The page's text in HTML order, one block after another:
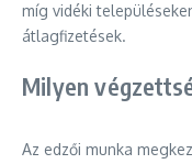
míg vidéki
átlagfizetések.
Milyen
Az edzői munka